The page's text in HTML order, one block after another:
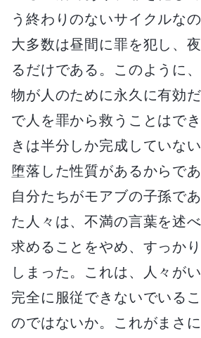
う終わりのないサイクルな
大多数は昼間に罪を犯し、
るだけである。このように
物が人のために永久に有効
で人を罪から救うことはで
きは半分しか完成していな
堕落した性質があるからで
自分たちがモアブの子孫で
た人々は、不満の言葉を述
求めることをやめ、すっか
しまった。これは、人々が
完全に服従できないでいる
のではないか。これがまさ